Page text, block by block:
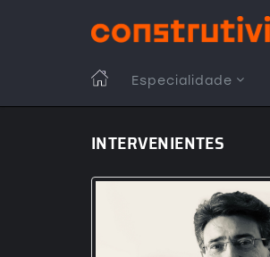
MAIN
NAVIGATION
Especialidade
INTERVENIENTES